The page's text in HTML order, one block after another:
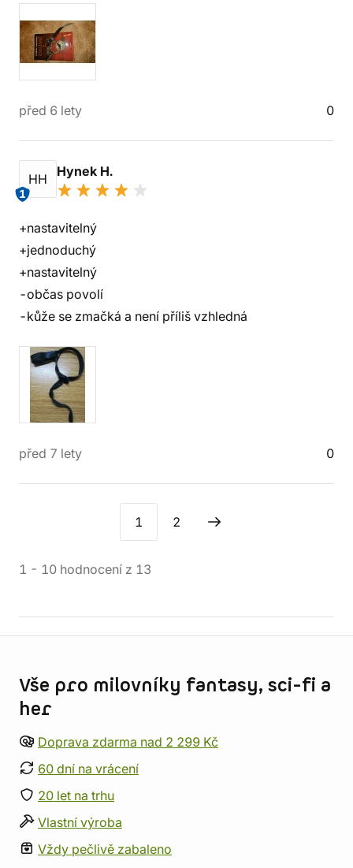
před 6 lety 0
HH
1
Hynek H.
+nastavitelný
+jednoduchý
+nastavitelný
-občas povolí
-kůže se zmačká a není příliš vzhledná
před 7 lety 0
1 2
1 - 10 hodnocení z 13
Vše pro milovníky fantasy, sci-fi a
her
Doprava zdarma nad 2 299 Kč
60 dní na vrácení
20 let na trhu
Vlastní výroba
Vždy pečlivě zabaleno